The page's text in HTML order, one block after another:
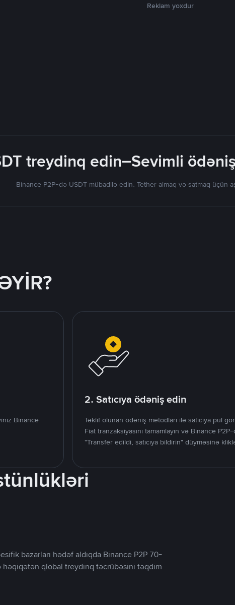
Reklam yoxdur
treydinq edin–Sevimli ödəniş
Binance P2P-də USDT mübadilə edin. Tether almaq və satmaq üçün
Binance
2. Satıcıya ödəniş edin
Təklif olunan ödəniş metodları ilə satıcıya pul
Fiat tranzaksiyasını tamamlayın və Binance
"Transfer edildi, satıcıya bildirin" düyməsinə
bazarları hədəf aldıqda Binance P2P 70-
həqiqətən qlobal treydinq təcrübəsini təqdim